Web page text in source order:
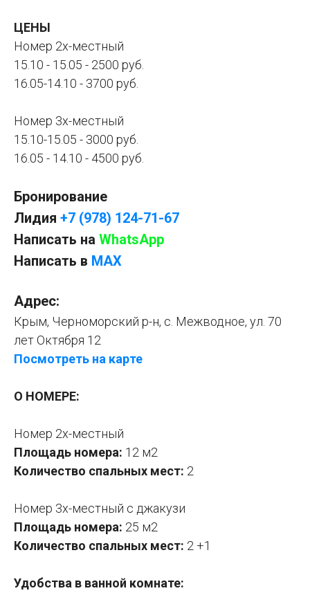
ЦЕНЫ
Номер 2х-местный
15.10 - 15.05 - 2500 руб.
16.05-14.10 - 3700 руб.
Номер 3х-местный
15.10-15.05 - 3000 руб.
16.05 - 14.10 - 4500 руб.
Бронирование
Лидия +7 (978) 124-71-67
Написать на WhatsApp
Написать в MAX
Адрес:
Крым, Черноморский р-н, с. Межводное, ул. 70
лет Октября 12
Посмотреть на карте
О НОМЕРЕ:
Номер 2х-местный
Площадь номера: 12 м2
Количество спальных мест: 2
Номер 3х-местный с джакузи
Площадь номера: 25 м2
Количество спальных мест: 2 +1
Удобства в ванной комнате: